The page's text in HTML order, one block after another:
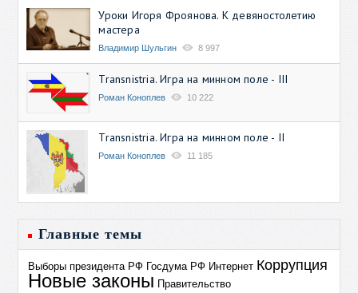
Уроки Игоря Фроянова. К девяностолетию
мастера
Владимир Шульгин 8 997
Transnistria. Игра на минном поле - III
Роман Коноплев 10 222
Transnistria. Игра на минном поле - II
Роман Коноплев 11 185
Главные темы
Выборы президента РФ Госдума РФ Интернет Коррупция
Новые законы Правительство